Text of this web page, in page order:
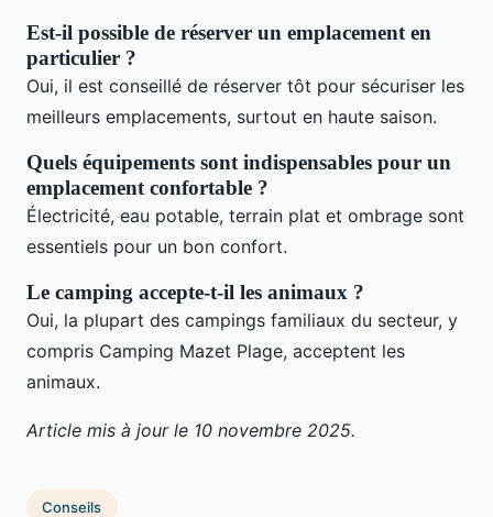
Est-il possible de réserver un emplacement en
particulier ?
Oui, il est conseillé de réserver tôt pour sécuriser les
meilleurs emplacements, surtout en haute saison.
Quels équipements sont indispensables pour un
emplacement confortable ?
Électricité, eau potable, terrain plat et ombrage sont
essentiels pour un bon confort.
Le camping accepte-t-il les animaux ?
Oui, la plupart des campings familiaux du secteur, y
compris Camping Mazet Plage, acceptent les
animaux.
Article mis à jour le 10 novembre 2025.
Conseils